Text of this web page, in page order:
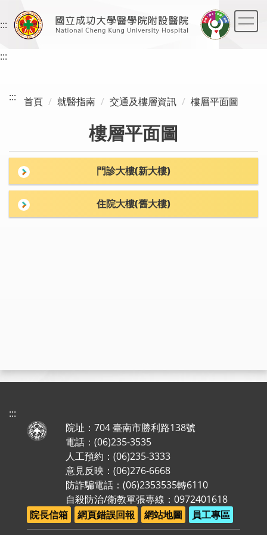
到
要
區
:::
:::
::: 首頁 就醫指南 交通及樓層資訊 樓層平面圖
樓層平面圖
門診大樓(新大樓)
住院大樓(舊大樓)
:::
院址：704 臺南市勝利路138號
電話：(06)235-3535
人工預約：(06)235-3333
意見反映：(06)276-6668
防詐騙電話：(06)2353535轉6110
自殺防治/衛教單張專線：0972401618
院長信箱
網頁錯誤回報 網站地圖
員工專區